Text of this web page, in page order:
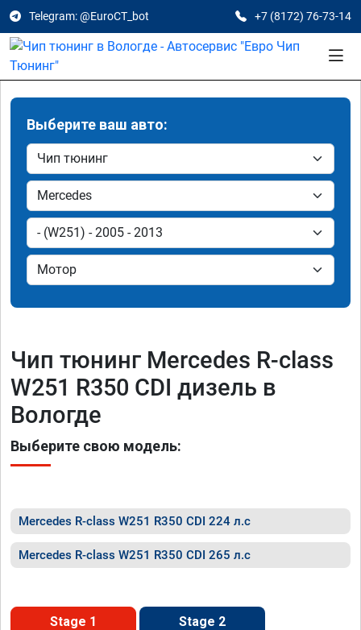
Telegram: @EuroCT_bot +7 (8172) 76-73-14
Выберите ваш авто:
Чип тюнинг Mercedes R-class
W251 R350 CDI дизель в
Вологде
Выберите свою модель:
Mercedes R-class W251 R350 CDI 224 л.с
Mercedes R-class W251 R350 CDI 265 л.с
Stage 1 Stage 2